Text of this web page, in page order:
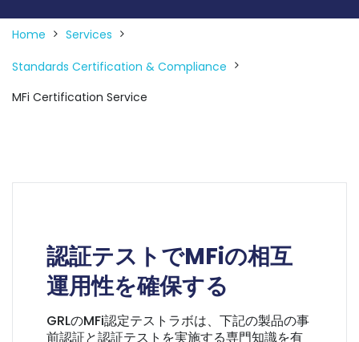
Home
Services
Standards Certification & Compliance
MFi Certification Service
認証テストでMFiの相互
運用性を確保する
GRLのMFi認定テストラボは、下記の製品の事
前認証と認証テストを実施する専門知識を有